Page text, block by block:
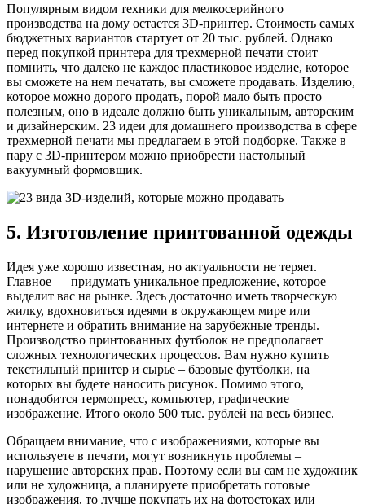
Популярным видом техники для мелкосерийного
производства на дому остается 3D-принтер. Стоимость самых
бюджетных вариантов стартует от 20 тыс. рублей. Однако
перед покупкой принтера для трехмерной печати стоит
помнить, что далеко не каждое пластиковое изделие, которое
вы сможете на нем печатать, вы сможете продавать. Изделию,
которое можно дорого продать, порой мало быть просто
полезным, оно в идеале должно быть уникальным, авторским
и дизайнерским. 23 идеи для домашнего производства в сфере
трехмерной печати мы предлагаем в этой подборке. Также в
пару с 3D-принтером можно приобрести настольный
вакуумный формовщик.
5. Изготовление принтованной одежды
Идея уже хорошо известная, но актуальности не теряет.
Главное — придумать уникальное предложение, которое
выделит вас на рынке. Здесь достаточно иметь творческую
жилку, вдохновиться идеями в окружающем мире или
интернете и обратить внимание на зарубежные тренды.
Производство принтованных футболок не предполагает
сложных технологических процессов. Вам нужно купить
текстильный принтер и сырье – базовые футболки, на
которых вы будете наносить рисунок. Помимо этого,
понадобится термопресс, компьютер, графические
изображение. Итого около 500 тыс. рублей на весь бизнес.
Обращаем внимание, что с изображениями, которые вы
используете в печати, могут возникнуть проблемы –
нарушение авторских прав. Поэтому если вы сам не художник
или не художница, а планируете приобретать готовые
изображения, то лучше покупать их на фотостоках или